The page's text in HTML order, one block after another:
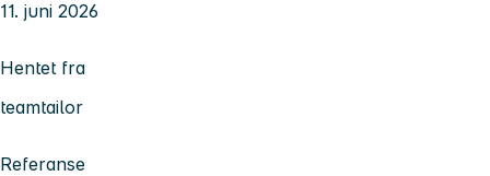
11. juni 2026
Hentet fra
teamtailor
Referanse